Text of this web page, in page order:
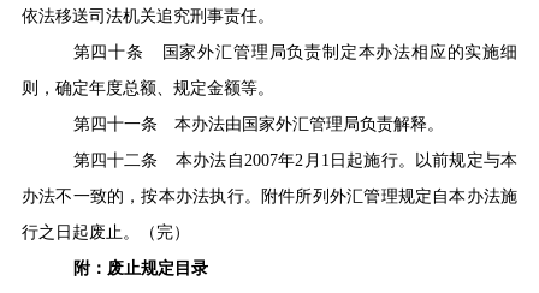
依法移送司法机关追究刑事责任。
第四十条
国家外汇管理局负责制定本办法相应的实施细
则，确定年度总额、规定金额等。
第四十一条
本办法由国家外汇管理局负责解释。
第四十二条
本办法自 2007年2 月 1 日起施行。以前规定与本
办法不一致的，按本办法执行。附件所列外汇管理规定自本办法施
行之日起废止。（完）
附：废止规定目录